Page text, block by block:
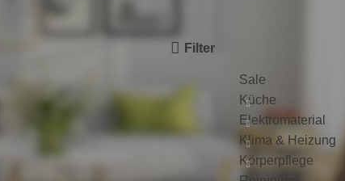
Filter
Sale
Küche
Elektromaterial
Klima & Heizung
Körperpflege